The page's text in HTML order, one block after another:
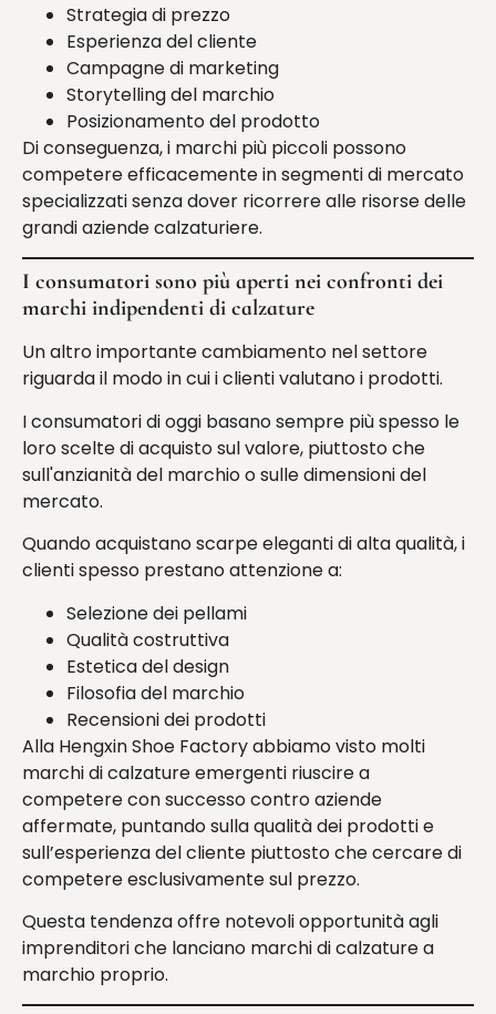
Strategia di prezzo
Esperienza del cliente
Campagne di marketing
Storytelling del marchio
Posizionamento del prodotto
Di conseguenza, i marchi più piccoli possono
competere efficacemente in segmenti di mercato
specializzati senza dover ricorrere alle risorse delle
grandi aziende calzaturiere.
I consumatori sono più aperti nei confronti dei
marchi indipendenti di calzature
Un altro importante cambiamento nel settore
riguarda il modo in cui i clienti valutano i prodotti.
I consumatori di oggi basano sempre più spesso le
loro scelte di acquisto sul valore, piuttosto che
sull'anzianità del marchio o sulle dimensioni del
mercato.
Quando acquistano scarpe eleganti di alta qualità, i
clienti spesso prestano attenzione a:
Selezione dei pellami
Qualità costruttiva
Estetica del design
Filosofia del marchio
Recensioni dei prodotti
Alla Hengxin Shoe Factory abbiamo visto molti
marchi di calzature emergenti riuscire a
competere con successo contro aziende
affermate, puntando sulla qualità dei prodotti e
sull’esperienza del cliente piuttosto che cercare di
competere esclusivamente sul prezzo.
Questa tendenza offre notevoli opportunità agli
imprenditori che lanciano marchi di calzature a
marchio proprio.